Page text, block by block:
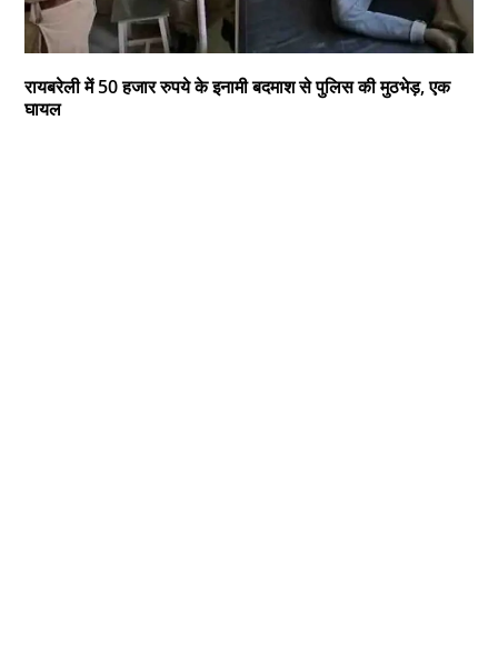
रायबरेली में 50 हजार रुपये के इनामी बदमाश से पुलिस की मुठभेड़, एक
घायल